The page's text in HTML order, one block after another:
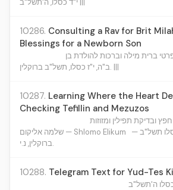
י"ד כסלו, ה'תשל"ב |||
10286. Consulting a Rav for Brit
Blessings for a Newborn Son
ברית מילה וברכות להולדת בן
ב"ה, י"ז כסלו, תשל"ב ברוקלין. |||
10287. Learning Where the Heart
Checking Tefillin and Mezuzos
ובדיקת תפילין ומזוזות
שלמה אליקום — Shlomo Elikum
תשל"ב —
ברוקלין, נ.י.
10288. Telegram Text for Yud-Tes
ה'תשל"ב